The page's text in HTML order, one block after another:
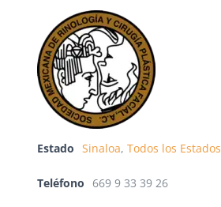
Estado Sinaloa, Todos los Estados
Teléfono 669 9 33 39 26